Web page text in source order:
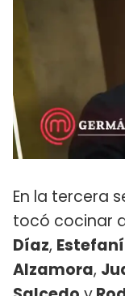
En la tercera
tocó cocinar
Díaz,
Alzamora,